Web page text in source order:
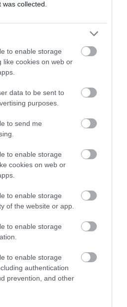
collected.
to enable storage
like cookies on web or
data to be sent to
purposes.
to send me
to enable storage
cookies on web or
to enable storage
of the website or app.
to enable storage
to enable storage
authentication
prevention, and other
és aKLM
megszűnő járatok: így
légi közlekedését a